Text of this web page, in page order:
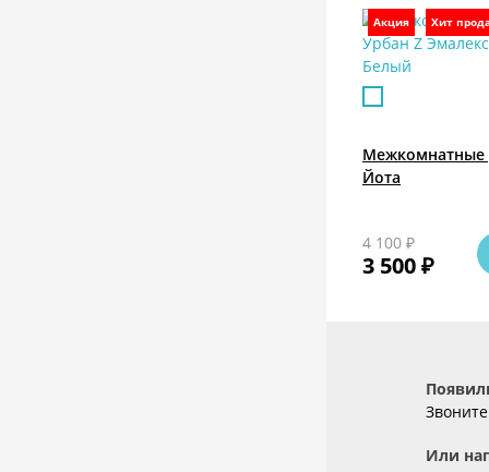
Акция Хит
Межкомнатные
Йота
4 100 ₽
3 500 ₽
Звоните
Или